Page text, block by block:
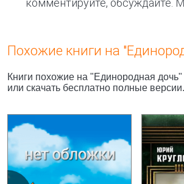
комментируйте, обсуждайте.
Похожие книги на
Книги похожие на "Единородная дочь"
или скачать бесплатно полные версии.